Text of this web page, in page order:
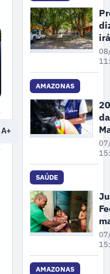
A+
e
irá
AMAZONAS
de
SAÚDE
AMAZONAS